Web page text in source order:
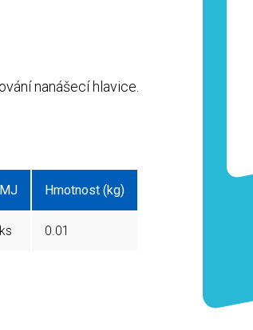
nanášecí hlavice.
MJ Hmotnost (kg)
ks 0.01